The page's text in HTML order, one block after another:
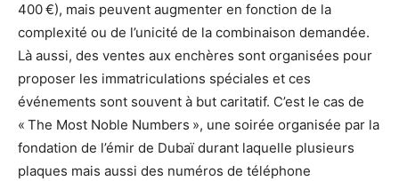
400 €), mais peuvent augmenter en fonction de la
complexité ou de l’unicité de la combinaison demandée.
Là aussi, des ventes aux enchères sont organisées pour
proposer les immatriculations spéciales et ces
événements sont souvent à but caritatif. C’est le cas de
« The Most Noble Numbers », une soirée organisée par la
fondation de l’émir de Dubaï durant laquelle plusieurs
plaques mais aussi des numéros de téléphone